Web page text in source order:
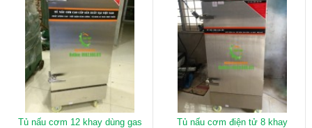
Tủ nấu cơm 12 khay dùng gas
Tủ nấu cơm điện tử 8 khay